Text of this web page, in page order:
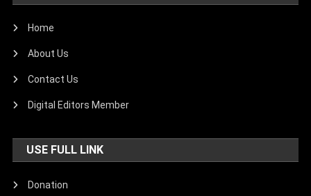
Home
About Us
Contact Us
Digital Editors Member
USE FULL LINK
Donation